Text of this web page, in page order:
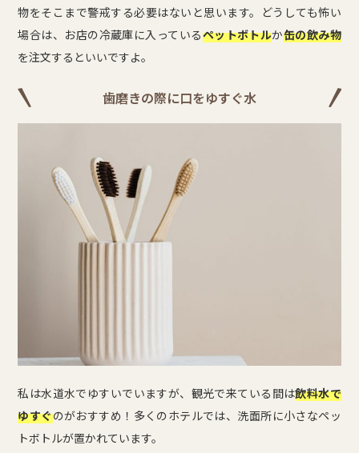
物をそこまで警戒する必要はないと思います。どうしても怖い
場合は、お店の冷蔵庫に入っているペットボトルか缶の飲み物
を注文するといいですよ。
歯磨きの際に口をゆすぐ水
私は水道水でゆすいでいますが、観光で来ている間は飲料水で
ゆすぐのがおすすめ！多くのホテルでは、洗面所に小さなペッ
トボトルが置かれています。